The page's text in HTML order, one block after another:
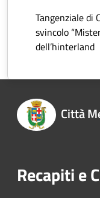
Tangenziale di
svincolo
dell’hinterland
Città
Recapiti e